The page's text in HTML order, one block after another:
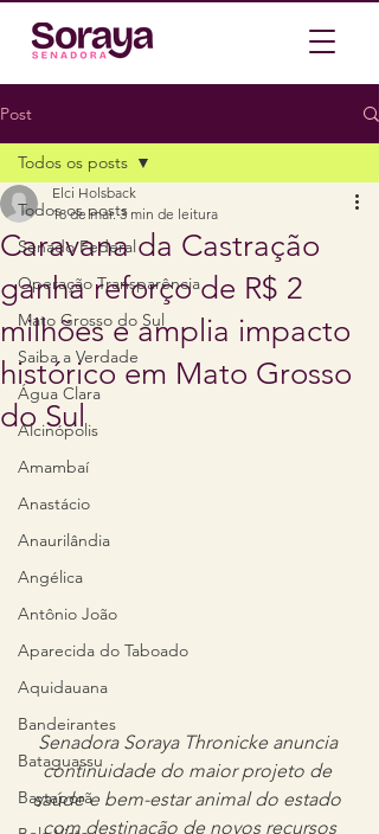
Post
Todos os posts
Senado Federal
Operação Transparência
Mato Grosso do Sul
Saiba a Verdade
Água Clara
Alcinópolis
Amambaí
Anastácio
Anaurilândia
Angélica
Antônio João
Aparecida do Taboado
Aquidauana
Bandeirantes
Bataguassu
Baytaporã
Todos os posts
Caravana da Castração
ganha reforço de R$ 2
milhões e amplia impacto
histórico em Mato Grosso
do Sul
Elci Holsback
18 de mar. 3 min de leitura
Senadora Soraya Thronicke anuncia
continuidade do maior projeto de
saúde e bem-estar animal do estado
com destinação de novos recursos